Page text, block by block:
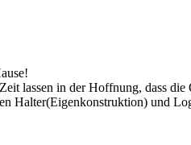
lassen in der Hoffnung, dass die
Halter(Eigenkonstruktion) und